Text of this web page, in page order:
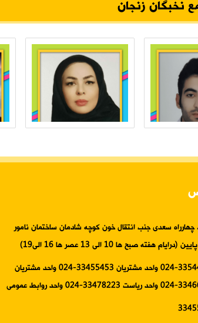
نخبگان زنجان
چهارراه سعدی جنب انتقال خون کوچه شادمان ساختمان نامور
(درایام هفته صبح ها 10 الی 13 عصر ها 16 الی19)
024-33544688 واحد مشتریان 33455453-024 واحد مشتریان
024 واحد روابط عمومی